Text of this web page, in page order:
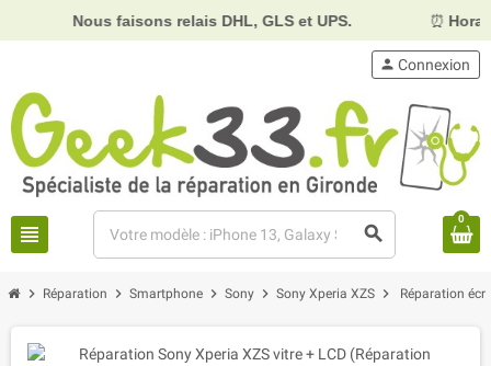
Nous faisons relais DHL, GLS et UPS. Horaires :
view_headline search
person Connexion
0
chevron_right Réparation chevron_right Smartphone chevron_right Sony chevron_right Sony Xperia XZS chevron_right Réparation